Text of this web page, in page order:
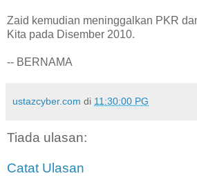
Zaid kemudian meninggalkan PKR
Kita pada Disember 2010.
-- BERNAMA
ustazcyber.com di 11:30:00 PG
Tiada ulasan:
Catat Ulasan